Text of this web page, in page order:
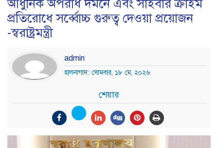
আধুনিক অপরাধ দমনে এবং সাইবার ক্রাইম
প্রতিরোধে সর্ব্বোচ্চ গুরুত্ব দেওয়া প্রয়োজন
-স্বরাষ্ট্রমন্ত্রী
admin
হালনাগাদ: সোমবার, ১৮ মে, ২০২৬
শেয়ার